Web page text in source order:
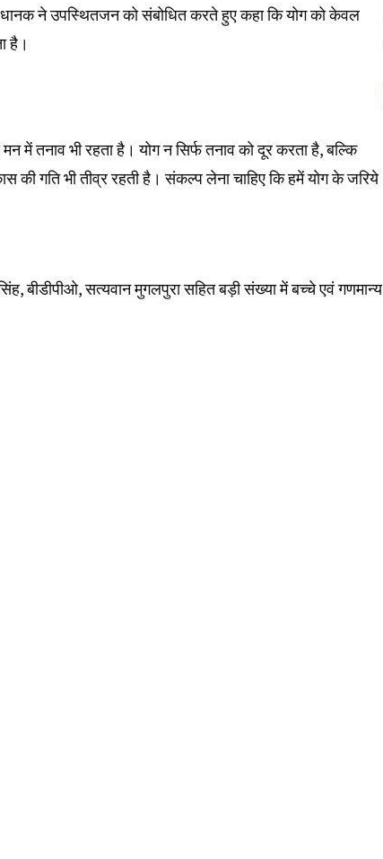
ने उपस्थितजन को संबोधित करते हुए कहा कि योग को केवल
है।
में तनाव भी रहता है। योग न सिर्फ तनाव को दूर करता है, बल्कि
की गति भी तीव्र रहती है। संकल्प लेना चाहिए कि हमें योग के जरिये
सत्यवान मुगलपुरा सहित बड़ी संख्या में बच्चे एवं गणमान्य